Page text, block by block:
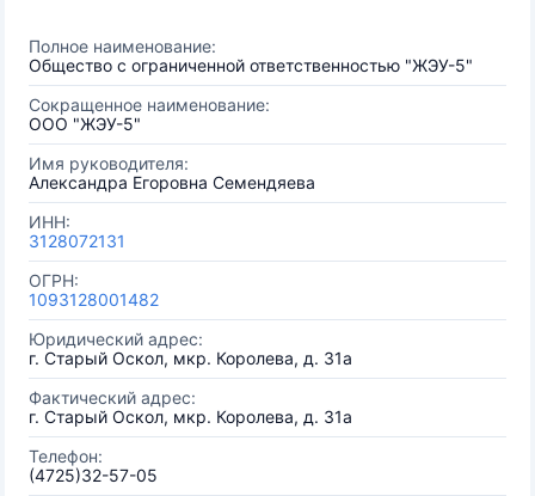
Полное наименование:
Общество с ограниченной ответственностью "ЖЭУ-5"
Сокращенное наименование:
ООО "ЖЭУ-5"
Имя руководителя:
Александра Егоровна Семендяева
ИНН:
3128072131
ОГРН:
1093128001482
Юридический адрес:
г. Старый Оскол, мкр. Королева, д. 31а
Фактический адрес:
г. Старый Оскол, мкр. Королева, д. 31а
Телефон:
(4725)32-57-05